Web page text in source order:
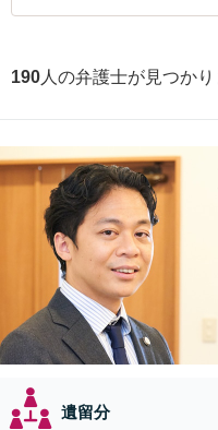
190 人の弁護士が見つかり
遺留分